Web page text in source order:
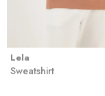
Lela
Sweatshirt